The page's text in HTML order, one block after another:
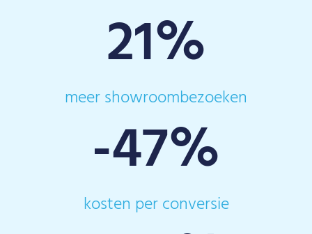
21%
meer showroombezoeken
-47%
kosten per conversie